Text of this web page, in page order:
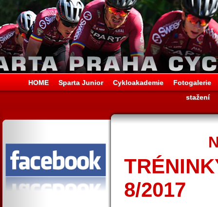
HOME Sparta Junior Cykloakademie
Fotogalerie
stažení
8/2017